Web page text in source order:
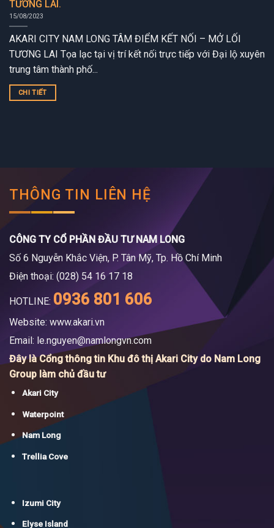
TƯƠNG LAI.
15/08/2023
AKARI CITY NAM LONG TÂM ĐIỂM KẾT NỐI – MỞ LỐI
TƯƠNG LAI Tọa lạc tại vị trí kết nối trực tiếp với Đại lộ xuyên
trung tâm thành phố...
CHI TIẾT
THÔNG TIN LIÊN HỆ
CÔNG TY CỔ PHẦN ĐẦU TƯ NAM LONG
Số 6 Nguyễn Khắc Viện, P. Tân Mỹ, Tp. Hồ Chí Minh
Điện thoại: (028) 54 16 17 18
HOTLINE: 0936 801 606
Website: www.akari.vn
Email: le.nguyen@namlongvn.com
Đây là Cổng thông tin Khu đô thị Akari City do Nam Long
Group làm chủ đầu tư
Akari City
Waterpoint
Nam Long
Trellia Cove
Izumi City
Elyse Island